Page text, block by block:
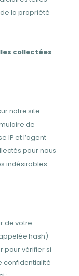
la propriété
collectées
notre site
de
IP et l’agent
pour nous
indésirables.
de votre
hash)
pour vérifier si
confidentialité